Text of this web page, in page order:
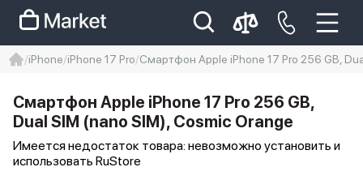
Iphone 14 pro max
айфон 14
iPhone iPhone 17 Pro Смартфон Apple iPhone 17 Pro 256 GB,
Смартфон Apple iPhone 17 Pro 256 GB,
Dual SIM (nano SIM), Cosmic Orange
Имеется недостаток товара: невозможно установить и
использовать RuStore